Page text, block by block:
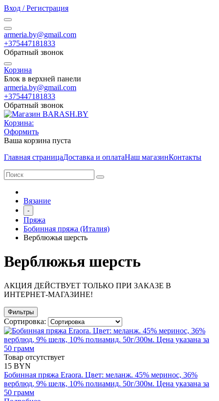
Вход / Регистрация
armeria.by@gmail.com
+375447181833
Обратный звонок
Корзина
Блок в верхней панели
armeria.by@gmail.com
+375447181833
Обратный звонок
Корзина:
Оформить
Ваша корзина пуста
Главная страницаДоставка и оплатаНаш магазинКонтакты
Вязание
-
Пряжа
Бобинная пряжа (Италия)
Верблюжья шерсть
Верблюжья шерсть
АКЦИЯ ДЕЙСТВУЕТ ТОЛЬКО ПРИ ЗАКАЗЕ В
ИНТЕРНЕТ-МАГАЗИНЕ!
Фильтры
Сортировка:
Товар отсутствует
15 BYN
Бобинная пряжа Eraora. Цвет: меланж. 45% меринос, 36%
верблюд, 9% шелк, 10% полиамид. 50г/300м. Цена указана за
50 грамм